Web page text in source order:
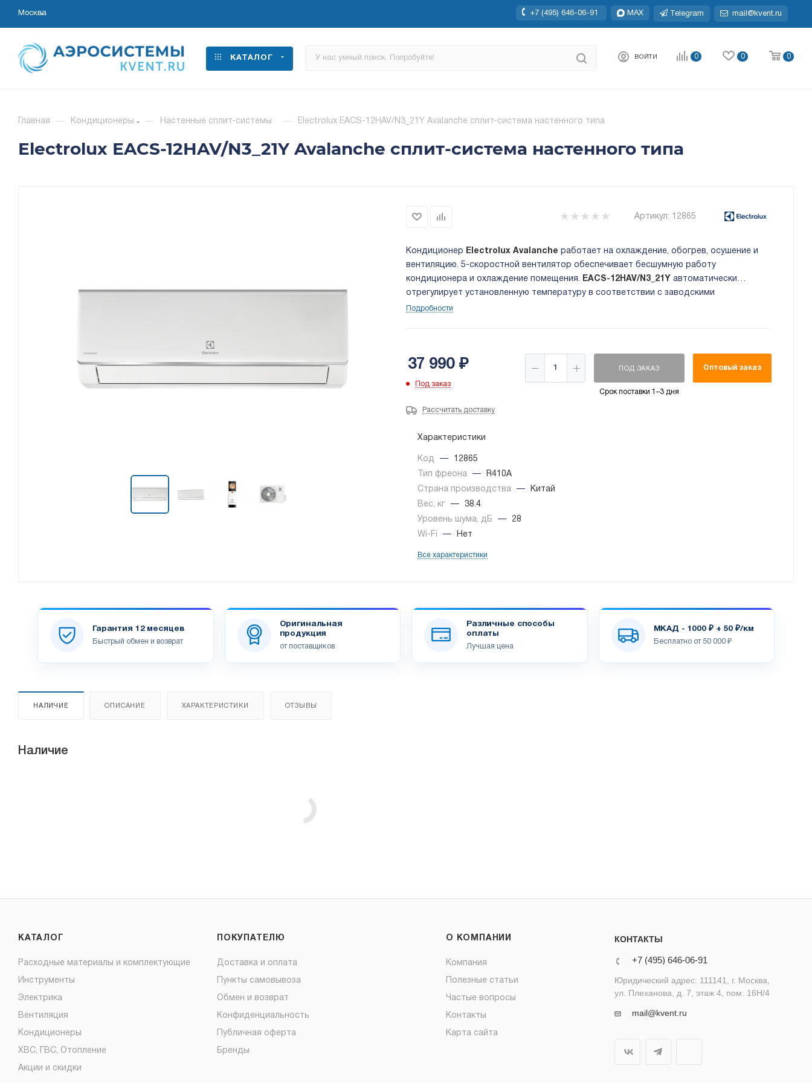
Москва +7 (495) 646-06-91 MAX Telegram mail@kvent.ru
КАТАЛОГ ВОЙТИ 0 0 0
Главная — Кондиционеры — Настенные сплит-системы — Electrolux EACS-12HAV/N3_21Y Avalanche сплит-система настенного типа
Electrolux EACS-12HAV/N3_21Y Avalanche сплит-система настенного типа
Артикул: 12865
Кондиционер Electrolux Avalanche работает на охлаждение, обогрев, осушение и
вентиляцию. 5-скоростной вентилятор обеспечивает бесшумную работу
кондиционера и охлаждение помещения.
EACS-12HAV/N3_21Y автоматически
отрегулирует установленную температуру в соответствии с заводскими
настройками для энергосбережения. 3 варианта работы расширенного ночного
Подробности
37 990₽
Под заказ
ПОД ЗАКАЗ
Срок поставки 1–3 дня
Оптовый заказ
Рассчитать доставку
Характеристики
Код —
12865
Тип фреона
—
R410A
Страна производства
—
Китай
Вес, кг
—
38.4
Уровень шума, дБ
—
28
Wi-Fi
— Нет
Все характеристики
Гарантия 12 месяцев
Быстрый обмен и возврат
Оригинальная
продукция
от поставщиков
Различные способы
оплаты
Лучшая цена
МКАД - 1000 ₽ + 50 ₽/км
Бесплатно от 50 000 ₽
НАЛИЧИЕ ОПИСАНИЕ ХАРАКТЕРИСТИКИ ОТЗЫВЫ
Наличие
КАТАЛОГ
Расходные материалы и комплектующие
Инструменты
Электрика
Вентиляция
Кондиционеры
ХВС, ГВС, Отопление
Акции и скидки
ПОКУПАТЕЛЮ
Доставка и оплата
Пункты самовывоза
Обмен и возврат
Конфиденциальность
Публичная оферта
Бренды
О КОМПАНИИ
Компания
Полезные статьи
Частые вопросы
Контакты
Карта сайта
КОНТАКТЫ
+7 (495) 646-06-91
Юридический адрес: 111141, г. Москва,
ул. Плеханова, д. 7, этаж 4, пом. 16Н/4
mail@kvent.ru